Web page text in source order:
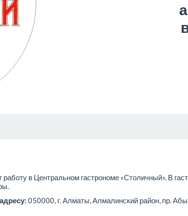
работу в Центральном гастрономе «Столичный». В
050000, г. Алматы, Алмалинский район, пр.